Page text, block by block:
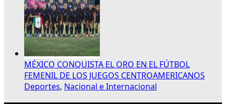
MÉXICO CONQUISTA EL ORO EN EL FÚTBOL
FEMENIL DE LOS JUEGOS CENTROAMERICANOS
Deportes, Nacional e Internacional